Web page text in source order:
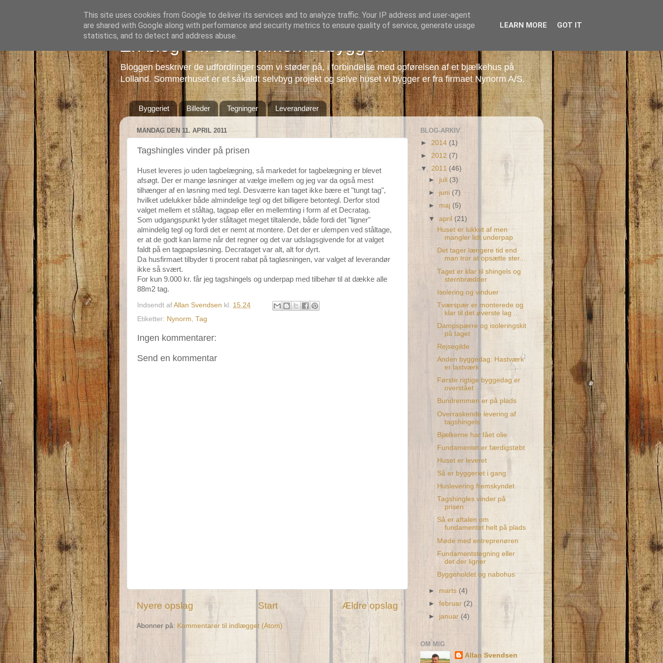
En blog om et sommerhusbyggeri
Bloggen beskriver de udfordringer som vi støder på, i forbindelse med opførelsen af et bjælkehus på
Lolland. Sommerhuset er et såkaldt selvbyg projekt og selve huset vi bygger er fra firmaet Nynorm A/S.
Byggeriet Billeder Tegninger Leverandører
MANDAG DEN 11. APRIL 2011
Tagshingles vinder på prisen
Huset leveres jo uden tagbelægning, så markedet for tagbelægning er blevet
afsøgt. Der er mange løsninger at vælge imellem og jeg var da også mest
tilhænger af en løsning med tegl. Desværre kan taget ikke bære et "tungt tag",
hvilket udelukker både almindelige tegl og det billigere betontegl. Derfor stod
valget mellem et ståltag, tagpap eller en mellemting i form af et Decratag.
Som udgangspunkt lyder ståltaget meget tiltalende, både fordi det "ligner"
almindelig tegl og fordi det er nemt at montere. Det der er ulempen ved ståltage,
er at de godt kan larme når det regner og det var udslagsgivende for at valget
faldt på en tagpapsløsning. Decrataget var alt, alt for dyrt.
Da husfirmaet tilbyder ti procent rabat på tagløsningen, var valget af leverandør
ikke så svært.
For kun 9.000 kr. får jeg tagshingels og underpap med tilbehør til at dække alle
88m2 tag.
Indsendt af Allan Svendsen kl. 15.24
Etiketter: Nynorm Tag
Ingen kommentarer:
Send en kommentar
Nyere opslag Ældre opslag
Start
Abonner på: Kommentarer til indlægget (Atom)
BLOG-ARKIV
► 2014 (1)
► 2012 (7)
▼ 2011 (46)
► juli (3)
► juni (7)
► maj (5)
▼april (21)
Huset er lukket af men
mangler lidt underpap
Det tager længere tid end
man tror at opsætte ster...
Taget er klar til shingels og
sternbrædder
Isolering og vinduer
Tværspær er monterede og
klar til det øverste lag ...
Dampspærre og isoleringskit
på taget
Rejsegilde
Anden byggedag: Hastværk
er lastværk
Første rigtige byggedag er
overstået
Bundremmen er på plads
Overraskende levering af
tagshingels
Bjælkerne har fået olie
Fundamentet er færdigstøbt
Huset er leveret
Så er byggeriet i gang
Huslevering fremskyndet
Tagshingles vinder på
prisen
Så er aftalen om
fundamentet helt på plads
Møde med entreprenøren
Fundamentstegning eller
det der ligner
Byggeholdet og nabohus
► marts (4)
►februar (2)
► januar (4)
OM MIG
Allan Svendsen
This site uses cookies from Google to deliver its services and to analyze traffic. Your IP address and user-agent
are shared with Google along with performance and security metrics to ensure quality of service, generate usage
statistics, and to detect and address abuse.
LEARN MORE GOT IT